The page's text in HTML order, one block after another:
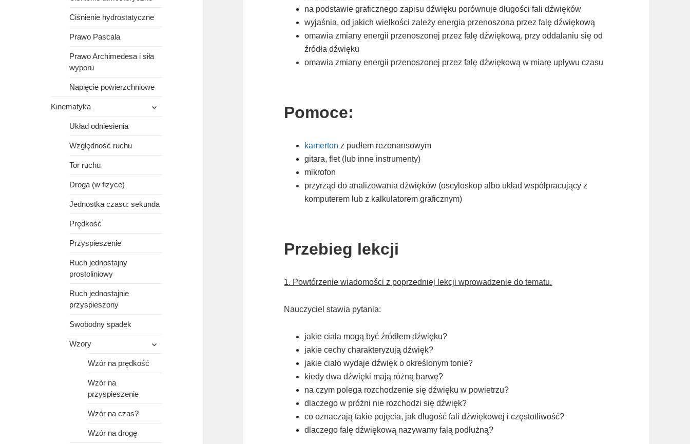
Ciśnienie hydrostatyczne
Prawo Pascala
Prawo Archimedesa i siła
wyporu
Napięcie powierzchniowe
Kinematyka
rozwiń
Układ odniesienia
Względność ruchu
Tor ruchu
Droga (w fizyce)
Jednostka czasu: sekunda
Prędkość
Przyspieszenie
Ruch jednostajny
prostoliniowy
Ruch jednostajnie
przyspieszony
Swobodny spadek
Wzory
rozwiń
potomne
Wzór na prędkość
Wzór na
przyspieszenie
Wzór na czas?
Wzór na drogę
na podstawie graficznego zapisu dźwięku porównuje długości fali dźwięków
wyjaśnia, od jakich wielkości zależy energia przenoszona przez falę dźwiękową
omawia zmiany energii przenoszonej przez falę dźwiękową, przy oddalaniu się od
źródła dźwięku
omawia zmiany energii przenoszonej przez falę dźwiękową w miarę upływu czasu
Pomoce:
kamerton z pudłem rezonansowym
gitara, flet (lub inne instrumenty)
mikrofon
przyrząd do analizowania dźwięków (oscyloskop albo układ współpracujący z
komputerem lub z kalkulatorem graficznym)
Przebieg lekcji
1. Powtórzenie wiadomości z poprzedniej lekcji wprowadzenie do tematu.
Nauczyciel stawia pytania:
jakie ciała mogą być źródłem dźwięku?
jakie cechy charakteryzują dźwięk?
jakie ciało wydaje dźwięk o określonym tonie?
kiedy dwa dźwięki mają różną barwę?
na czym polega rozchodzenie się dźwięku w powietrzu?
dlaczego w próżni nie rozchodzi się dźwięk?
co oznaczają takie pojęcia, jak długość fali dźwiękowej i częstotliwość?
dlaczego falę dźwiękową nazywamy falą podłużną?